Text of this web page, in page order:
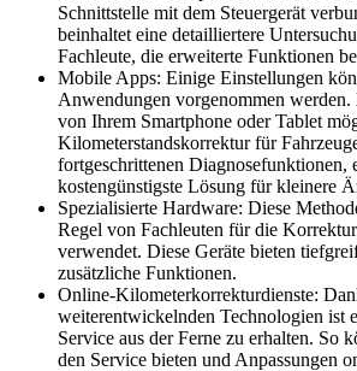
Schnittstelle mit dem Steuergerät
beinhaltet eine detailliertere
Fachleute, die erweiterte Funktionen
Mobile Apps: Einige Einstellungen
Anwendungen vorgenommen
von Ihrem Smartphone oder Tablet
Kilometerstandskorrektur für
fortgeschrittenen Diagnosefunktionen,
kostengünstigste Lösung für kleinere
Spezialisierte Hardware: Diese
Regel von Fachleuten für die
verwendet. Diese Geräte bieten
zusätzliche Funktionen.
Online-Kilometerkorrekturdienste:
weiterentwickelnden Technologien ist
Service aus der Ferne zu erhalten. So
den Service bieten und Anpassungen